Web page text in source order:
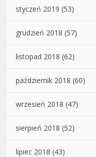
styczeń 2019 (53)
grudzień 2018 (57)
listopad 2018 (62)
październik 2018 (60)
wrzesień 2018 (47)
sierpień 2018 (52)
lipiec 2018 (43)